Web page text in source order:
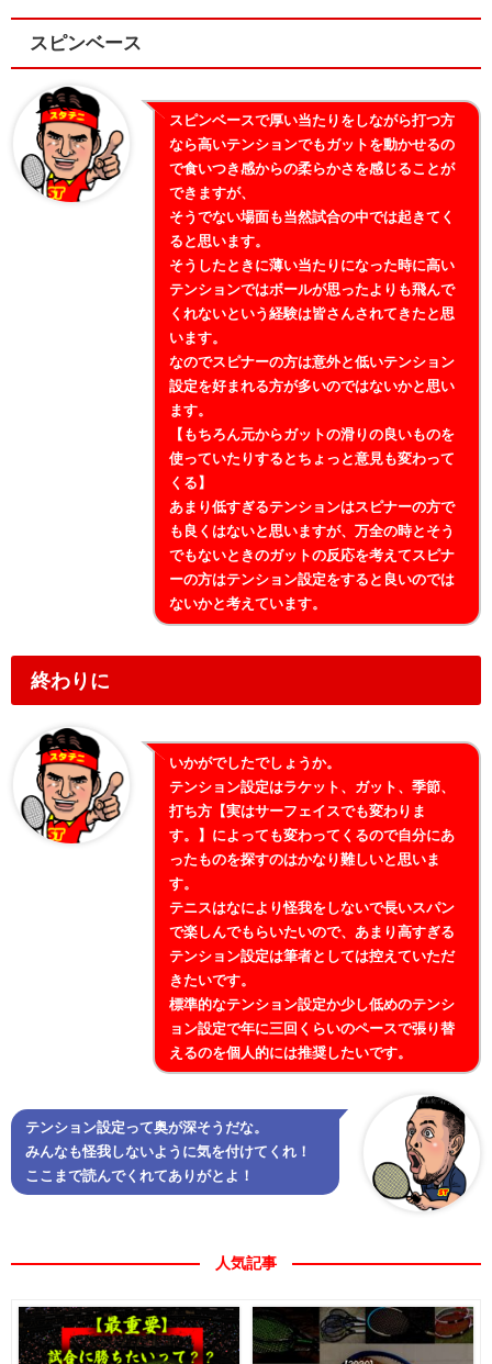
スピンベース
スピンベースで厚い当たりをしながら打つ方
なら高いテンションでもガットを動かせるの
で食いつき感からの柔らかさを感じることが
できますが、
そうでない場面も当然試合の中では起きてく
ると思います。
そうしたときに薄い当たりになった時に高い
テンションではボールが思ったよりも飛んで
くれないという経験は皆さんされてきたと思
います。
なのでスピナーの方は意外と低いテンション
設定を好まれる方が多いのではないかと思い
ます。
【もちろん元からガットの滑りの良いものを
使っていたりするとちょっと意見も変わって
くる】
あまり低すぎるテンションはスピナーの方で
も良くはないと思いますが、万全の時とそう
でもないときのガットの反応を考えてスピナ
ーの方はテンション設定をすると良いのでは
ないかと考えています。
終わりに
いかがでしたでしょうか。
テンション設定はラケット、ガット、季節、
打ち方【実はサーフェイスでも変わりま
す。】によっても変わってくるので自分にあ
ったものを探すのはかなり難しいと思いま
す。
テニスはなにより怪我をしないで長いスパン
で楽しんでもらいたいので、あまり高すぎる
テンション設定は筆者としては控えていただ
きたいです。
標準的なテンション設定か少し低めのテンシ
ョン設定で年に三回くらいのペースで張り替
えるのを個人的には推奨したいです。
テンション設定って奥が深そうだな。
みんなも怪我しないように気を付けてくれ！
ここまで読んでくれてありがとよ！
人気記事